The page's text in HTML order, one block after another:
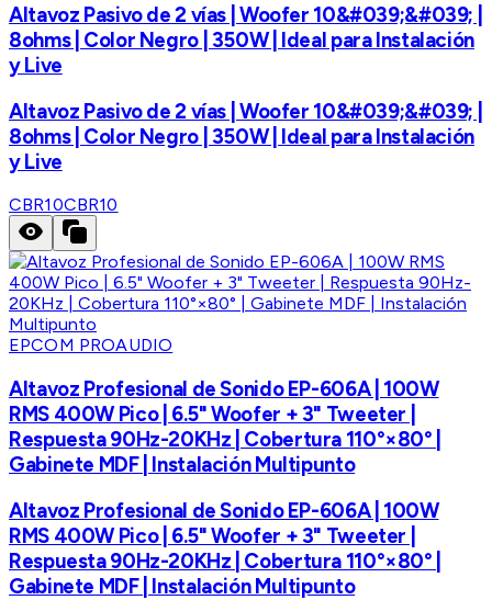
Altavoz Pasivo de 2 vías | Woofer 10&#039;&#039; |
8ohms | Color Negro | 350W | Ideal para Instalación
y Live
Altavoz Pasivo de 2 vías | Woofer 10&#039;&#039; |
8ohms | Color Negro | 350W | Ideal para Instalación
y Live
CBR10CBR10
EPCOM PROAUDIO
Altavoz Profesional de Sonido EP-606A | 100W
RMS 400W Pico | 6.5" Woofer + 3" Tweeter |
Respuesta 90Hz-20KHz | Cobertura 110°×80° |
Gabinete MDF | Instalación Multipunto
Altavoz Profesional de Sonido EP-606A | 100W
RMS 400W Pico | 6.5" Woofer + 3" Tweeter |
Respuesta 90Hz-20KHz | Cobertura 110°×80° |
Gabinete MDF | Instalación Multipunto